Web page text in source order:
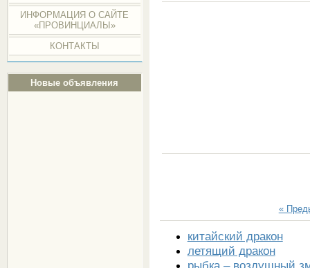
ИНФОРМАЦИЯ О САЙТЕ
«ПРОВИНЦИАЛЫ»
КОНТАКТЫ
Новые объявления
«
китайский дракон
летящий дракон
рыбка – воздушный